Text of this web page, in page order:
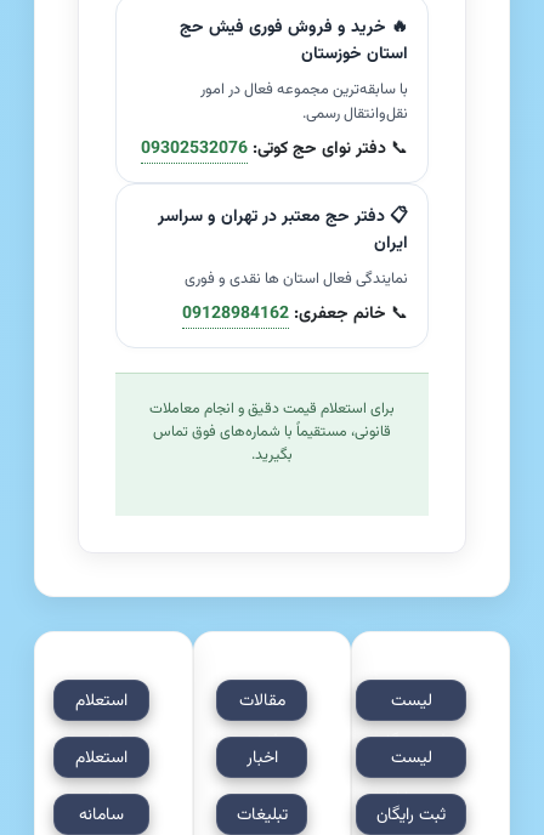
🔥 خرید و فروش فوری فیش حج
استان خوزستان
با سابقه‌ترین مجموعه فعال در امور
نقل‌وانتقال رسمی.
📞 دفتر نوای حج کوتی: 09302532076
📋 دفتر حج معتبر در تهران و سراسر
ایران
نمایندگی فعال استان ها نقدی و فوری
📞 خانم جعفری: 09128984162
برای استعلام قیمت دقیق و انجام معاملات
قانونی، مستقیماً با شماره‌های فوق تماس
بگیرید.
لیست
فروشندگان
فیش حج
لیست
خریداران
ثبت رایگان
مقالات
فیش
حج
اخبار
حج و
تبلیغات
استعلام
اولویت
عمره
ملت
استعلام
اولویت
سامانه